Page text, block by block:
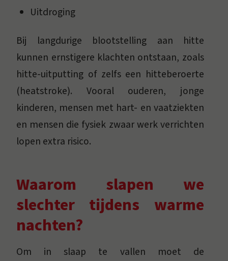
Uitdroging
Bij langdurige blootstelling aan hitte
kunnen ernstigere klachten ontstaan, zoals
hitte-uitputting of zelfs een hitteberoerte
(heatstroke). Vooral ouderen, jonge
kinderen, mensen met hart- en vaatziekten
en mensen die fysiek zwaar werk verrichten
lopen extra risico.
Waarom slapen we
slechter tijdens warme
nachten?
Om in slaap te vallen moet de